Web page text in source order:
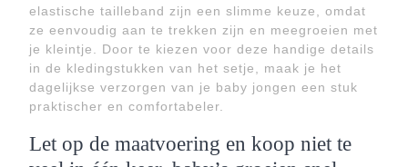
elastische tailleband zijn een slimme keuze, omdat
ze eenvoudig aan te trekken zijn en meegroeien met
je kleintje. Door te kiezen voor deze handige details
in de kledingstukken van het setje, maak je het
dagelijkse verzorgen van je baby jongen een stuk
praktischer en comfortabeler.
Let op de maatvoering en koop niet te